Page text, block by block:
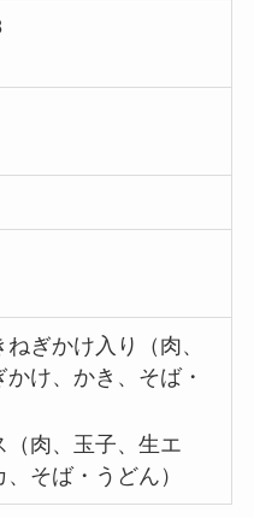
ぎかけ入り（肉、
け、かき、そば・
（肉、玉子、生エ
そば・うどん）